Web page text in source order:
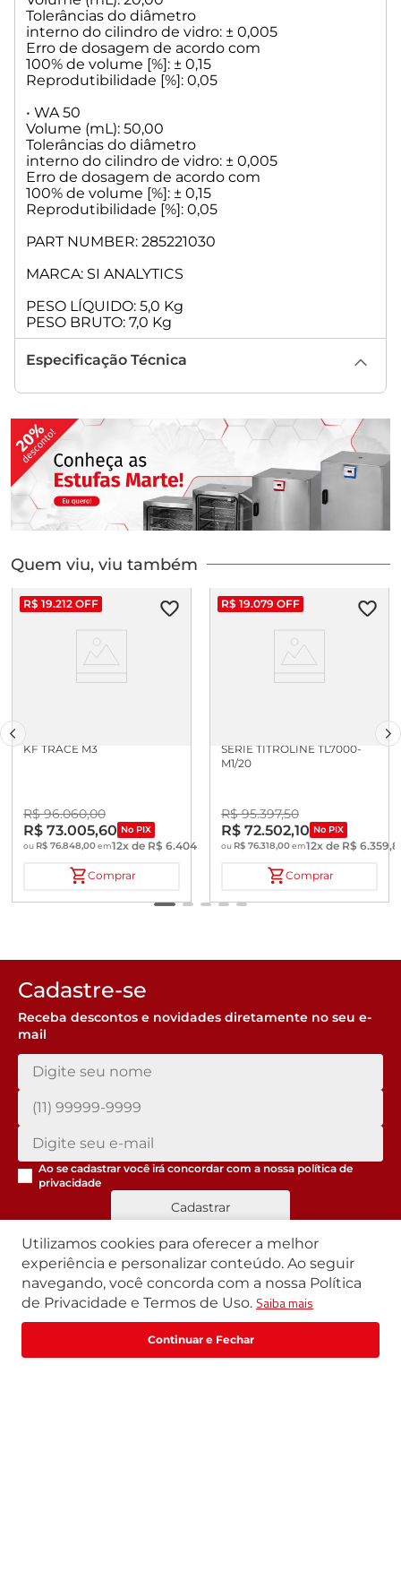
Fale com um especialista
Tolerâncias do diâmetro
interno do cilindro de vidro: ± 0,005
Erro de dosagem de acordo com
100% de volume [%]: ± 0,15
Reprodutibilidade [%]: 0,05
• WA 50
Volume (mL): 50,00
Tolerâncias do diâmetro
interno do cilindro de vidro: ± 0,005
Erro de dosagem de acordo com
100% de volume [%]: ± 0,15
Reprodutibilidade [%]: 0,05
PART NUMBER: 285221030
MARCA: SI ANALYTICS
PESO LÍQUIDO: 5,0 Kg
PESO BRUTO: 7,0 Kg
Especificação Técnica
Quem viu, viu também
R$ 19.212 OFF
KF TRACE M3
R$ 96.060,00
R$ 73.005,60 No PIX
ou R$ 76.848,00em12x de R$ 6.404
Comprar
R$ 19.079 OFF
SERIE TITROLINE TL7000-
M1/20
R$ 95.397,50
R$ 72.502,10 No PIX
ou R$ 76.318,00em12x de R$ 6.359,
Comprar
Cadastre-se
Receba descontos e novidades diretamente no seu e-
mail
Ao se cadastrar você irá concordar com a nossa política de
privacidade
Cadastrar
Segunda a Sexta | 07h42 às 17h30
Exceto feriados
WhatsApp:
Email:loja@marte.com.br
Utilizamos cookies para oferecer a melhor
experiência e personalizar conteúdo. Ao seguir
navegando, você concorda com a nossa Política
de Privacidade e Termos de Uso. Saiba mais